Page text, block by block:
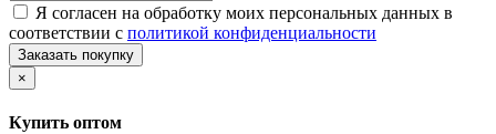
Я согласен на обработку моих персональных данных в
соответствии с политикой конфиденциальности
Заказать покупку
×
Купить оптом